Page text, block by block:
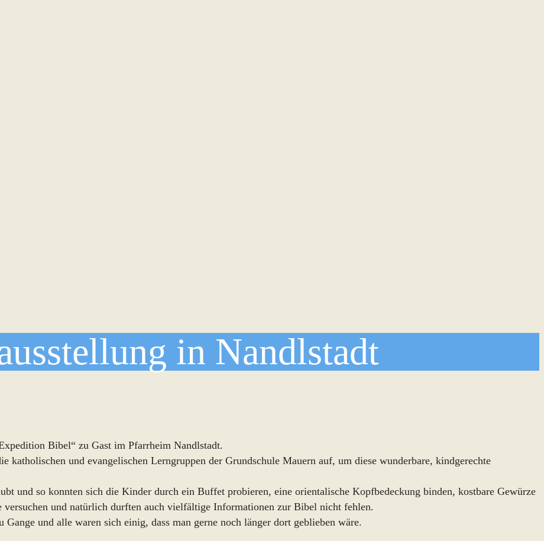
in Nandlstadt
Bibel“ zu Gast im Pfarrheim Nandlstadt.
katholischen und evangelischen Lerngruppen der Grundschule Mauern auf, um diese wunderbare, kindgerechte
und so konnten sich die Kinder durch ein Buffet probieren, eine orientalische Kopfbedeckung binden, kostbare Gewürze
und natürlich durften auch vielfältige Informationen zur Bibel nicht fehlen.
und alle waren sich einig, dass man gerne noch länger dort geblieben wäre.